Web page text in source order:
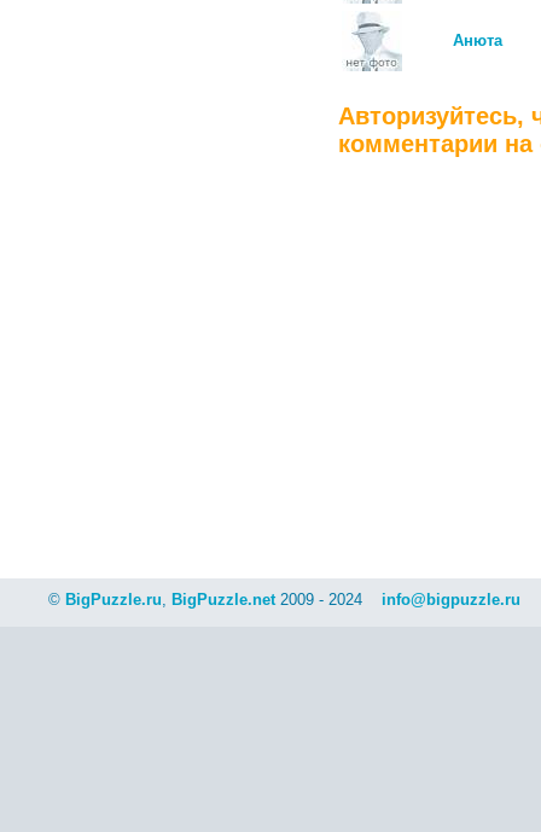
Анюта
Авторизуйтесь,
комментарии на
© BigPuzzle.ru, BigPuzzle.net2009 - 2024 info@bigpuzzle.ru